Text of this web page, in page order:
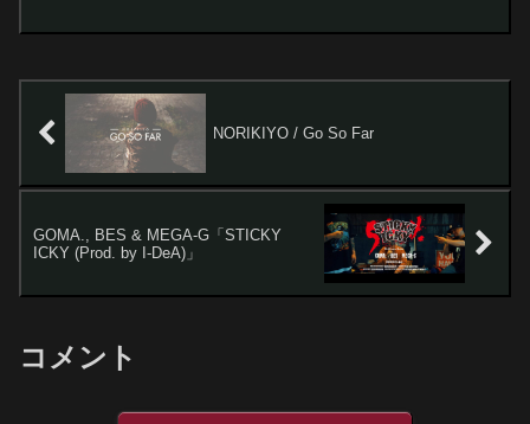
NORIKIYO / Go So Far
GOMA., BES & MEGA-G「STICKY
ICKY (Prod. by I-DeA)」
コメント